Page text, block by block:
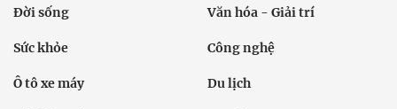
Đời sống Văn hóa - Giải trí
Sức khỏe Công nghệ
Ô tô xe máy Du lịch